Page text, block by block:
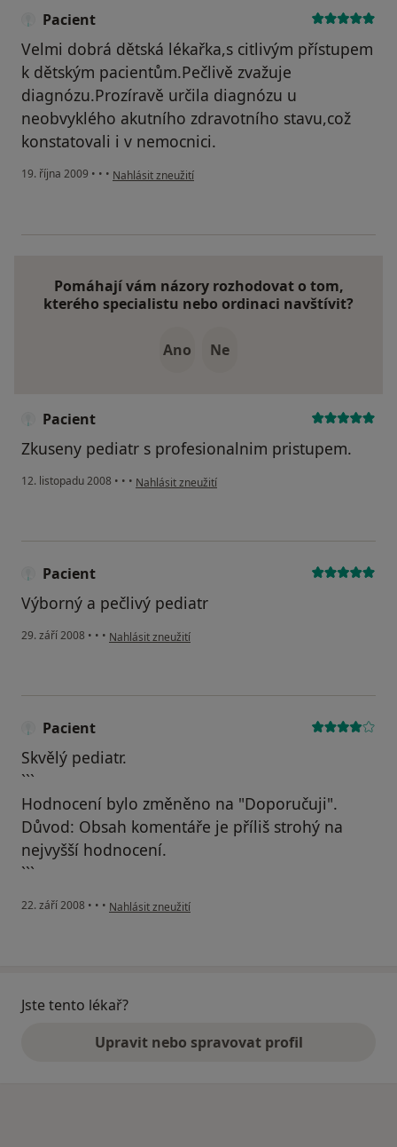
Pacient
Velmi dobrá dětská lékařka,s citlivým přístupem
k dětským pacientům.Pečlivě zvažuje
diagnózu.Prozíravě určila diagnózu u
neobvyklého akutního zdravotního stavu,což
konstatovali i v nemocnici.
19. října 2009 • • • podle názoru uživatele Pacient
Nahlásit zneužití
Pomáhají vám názory rozhodovat o tom,
kterého specialistu nebo ordinaci navštívit?
Ano Ne
Pacient
Zkuseny pediatr s profesionalnim pristupem.
12. listopadu 2008 • • • podle názoru uživatele Pacient
Nahlásit zneužití
Pacient
Výborný a pečlivý pediatr
29. září 2008 • • • podle názoru uživatele Pacient
Nahlásit zneužití
Pacient
Skvělý pediatr.
```
Hodnocení bylo změněno na "Doporučuji".
Důvod: Obsah komentáře je příliš strohý na
nejvyšší hodnocení.
```
22. září 2008 • • • podle názoru uživatele Pacient
Nahlásit zneužití
Jste tento lékař?
Upravit nebo spravovat profil